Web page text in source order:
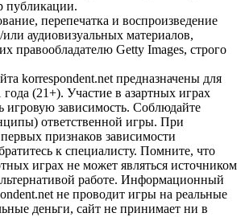
публикации.
перепечатка и воспроизведение
аудиовизуальных материалов,
правообладателю Getty Images, строго
korrespondent.net предназначены для
(21+). Участие в азартных играх
игровую зависимость. Соблюдайте
ответственной игры. При
признаков зависимости
к специалисту. Помните, что
играх не может являться источником
работе. Информационный
не проводит игры на реальные
деньги, сайт не принимает ни в